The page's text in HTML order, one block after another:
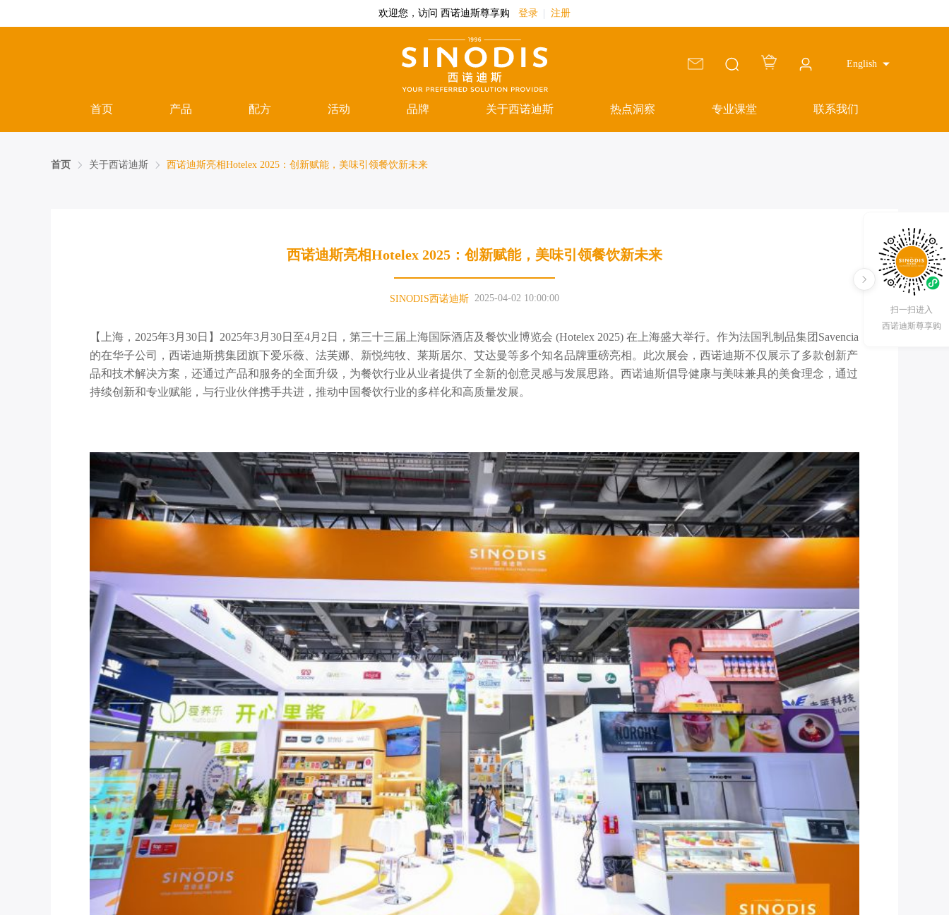
欢迎您，访问 西诺迪斯尊享购 登录 注册
English
首页 产品 配方 活动 品牌 关于西诺迪斯 热点洞察 专业课堂 联系我们
扫一扫进入
西诺迪斯尊享购
首页 关于西诺迪斯 西诺迪斯亮相Hotelex 2025：创新赋能，美味引领餐饮新未来
西诺迪斯亮相Hotelex 2025：创新赋能，美味引领餐饮新未来
SINODIS西诺迪斯 2025-04-02 10:00:00
【上海，2025年3月30日】2025年3月30日至4月2日，第三十三届上海国际酒店及餐饮业博览会 (Hotelex 2025) 在上海盛大举行。作为法国乳制品集团Savencia
的在华子公司，西诺迪斯携集团旗下爱乐薇、法芙娜、新悦纯牧、莱斯居尔、艾达曼等多个知名品牌重磅亮相。此次展会，西诺迪斯不仅展示了多款创新产
品和技术解决方案，还通过产品和服务的全面升级，为餐饮行业从业者提供了全新的创意灵感与发展思路。西诺迪斯倡导健康与美味兼具的美食理念，通过
持续创新和专业赋能，与行业伙伴携手共进，推动中国餐饮行业的多样化和高质量发展。